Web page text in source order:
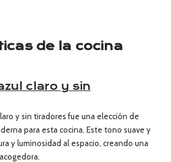
de la cocina
claro y sin
y sin tiradores fue una elección de
para esta cocina. Este tono suave y
y luminosidad al espacio, creando una